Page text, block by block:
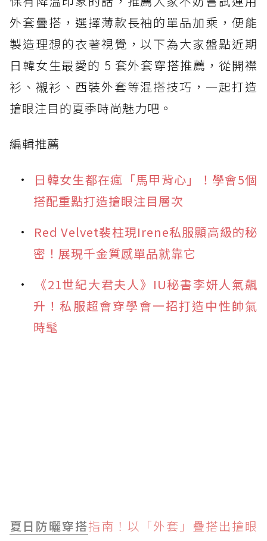
外套疊搭，選擇薄款長袖的單品加乘，便能
製造理想的衣著視覺，以下為大家盤點近期
日韓女生最愛的 5 套外套穿搭推薦，從開襟
衫、襯衫、西裝外套等混搭技巧，一起打造
搶眼注目的夏季時尚魅力吧。
編輯推薦
日韓女生都在瘋「馬甲背心」！學會5個
搭配重點打造搶眼注目層次
Red Velvet裴柱現Irene私服顯高級的秘
密！展現千金質感單品就靠它
《21世紀大君夫人》IU秘書李妍人氣飆
升！私服超會穿學會一招打造中性帥氣
時髦
夏日防曬穿搭指南！以「外套」疊搭出搶眼